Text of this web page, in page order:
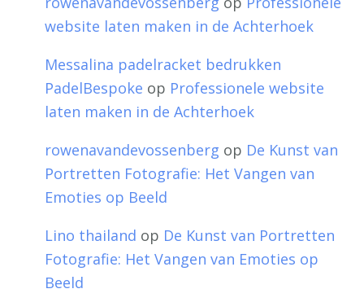
website laten maken in de Achterhoek
Messalina padelracket bedrukken
PadelBespoke op Professionele website
laten maken in de Achterhoek
rowenavandevossenberg op De Kunst van
Portretten Fotografie: Het Vangen van
Emoties op Beeld
Lino thailand op De Kunst van Portretten
Fotografie: Het Vangen van Emoties op
Beeld